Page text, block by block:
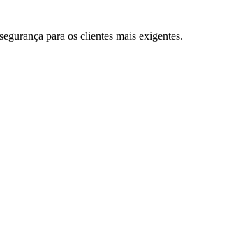
para os clientes mais exigentes.